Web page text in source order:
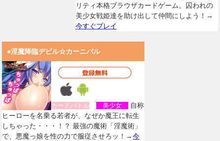
リティ本格ブラウザカードゲーム。囚われの
美少女戦姫達を助け出して仲間にしよう！→
今すぐプレイ
●淫魔降臨デビル☆カーニバル
カードバトル 美少女
自称
ヒーローを名乗る若者が、なぜか魔王に転生
しちゃった・・・！？ 最強の魔術「淫魔術」
で、悪魔っ娘を性の力で服従させろッ！→今